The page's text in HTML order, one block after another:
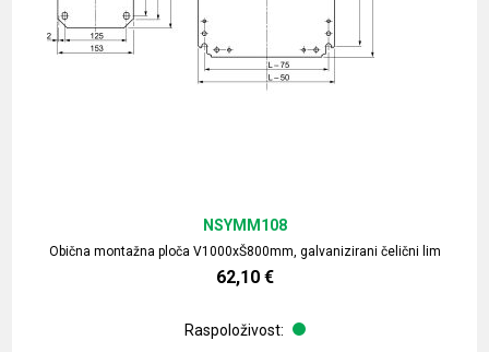
Obična montažna ploča V1000xŠ800mm, galvanizirani čelični lim
NSYMM108
62,10 €
Raspoloživost: